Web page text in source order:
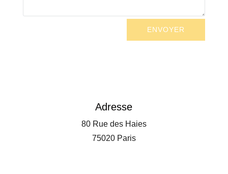
ENVOYER
Adresse
80 Rue des Haies
75020 Paris